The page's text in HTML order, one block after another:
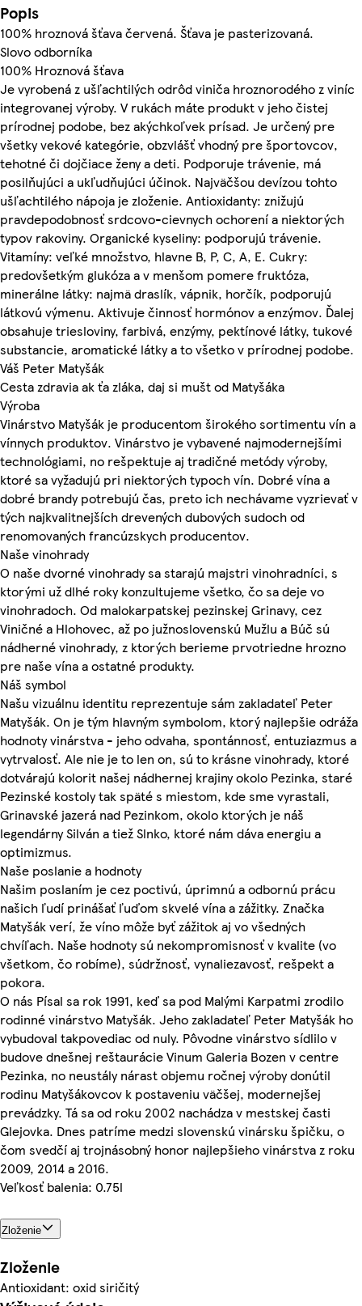
Popis
100% hroznová šťava červená. Šťava je pasterizovaná.
Slovo odborníka
100% Hroznová šťava
Je vyrobená z ušľachtilých odrôd viniča hroznorodého z viníc
integrovanej výroby. V rukách máte produkt v jeho čistej
prírodnej podobe, bez akýchkoľvek prísad. Je určený pre
všetky vekové kategórie, obzvlášť vhodný pre športovcov,
tehotné či dojčiace ženy a deti. Podporuje trávenie, má
posilňujúci a ukľudňujúci účinok. Najväčšou devízou tohto
ušľachtilého nápoja je zloženie. Antioxidanty: znižujú
pravdepodobnosť srdcovo-cievnych ochorení a niektorých
typov rakoviny. Organické kyseliny: podporujú trávenie.
Vitamíny: veľké množstvo, hlavne B, P, C, A, E. Cukry:
predovšetkým glukóza a v menšom pomere fruktóza,
minerálne látky: najmä draslík, vápnik, horčík, podporujú
látkovú výmenu. Aktivuje činnosť hormónov a enzýmov. Ďalej
obsahuje triesloviny, farbivá, enzýmy, pektínové látky, tukové
substancie, aromatické látky a to všetko v prírodnej podobe.
Váš Peter Matyšák
Cesta zdravia ak ťa zláka, daj si mušt od Matyšáka
Výroba
Vinárstvo Matyšák je producentom širokého sortimentu vín a
vínnych produktov. Vinárstvo je vybavené najmodernejšími
technológiami, no rešpektuje aj tradičné metódy výroby,
ktoré sa vyžadujú pri niektorých typoch vín. Dobré vína a
dobré brandy potrebujú čas, preto ich nechávame vyzrievať v
tých najkvalitnejších drevených dubových sudoch od
renomovaných francúzskych producentov.
Naše vinohrady
O naše dvorné vinohrady sa starajú majstri vinohradníci, s
ktorými už dlhé roky konzultujeme všetko, čo sa deje vo
vinohradoch. Od malokarpatskej pezinskej Grinavy, cez
Viničné a Hlohovec, až po južnoslovenskú Mužlu a Búč sú
nádherné vinohrady, z ktorých berieme prvotriedne hrozno
pre naše vína a ostatné produkty.
Náš symbol
Našu vizuálnu identitu reprezentuje sám zakladateľ Peter
Matyšák. On je tým hlavným symbolom, ktorý najlepšie odráža
hodnoty vinárstva - jeho odvaha, spontánnosť, entuziazmus a
vytrvalosť. Ale nie je to len on, sú to krásne vinohrady, ktoré
dotvárajú kolorit našej nádhernej krajiny okolo Pezinka, staré
Pezinské kostoly tak späté s miestom, kde sme vyrastali,
Grinavské jazerá nad Pezinkom, okolo ktorých je náš
legendárny Silván a tiež Slnko, ktoré nám dáva energiu a
optimizmus.
Naše poslanie a hodnoty
Našim poslaním je cez poctivú, úprimnú a odbornú prácu
našich ľudí prinášať ľuďom skvelé vína a zážitky. Značka
Matyšák verí, že víno môže byť zážitok aj vo všedných
chvíľach. Naše hodnoty sú nekompromisnosť v kvalite (vo
všetkom, čo robíme), súdržnosť, vynaliezavosť, rešpekt a
pokora.
O nás Písal sa rok 1991, keď sa pod Malými Karpatmi zrodilo
rodinné vinárstvo Matyšák. Jeho zakladateľ Peter Matyšák ho
vybudoval takpovediac od nuly. Pôvodne vinárstvo sídlilo v
budove dnešnej reštaurácie Vinum Galeria Bozen v centre
Pezinka, no neustály nárast objemu ročnej výroby donútil
rodinu Matyšákovcov k postaveniu väčšej, modernejšej
prevádzky. Tá sa od roku 2002 nachádza v mestskej časti
Glejovka. Dnes patríme medzi slovenskú vinársku špičku, o
čom svedčí aj trojnásobný honor najlepšieho vinárstva z roku
2009, 2014 a 2016.
Veľkosť balenia: 0.75l
Zloženie
Zloženie
Antioxidant: oxid siričitý